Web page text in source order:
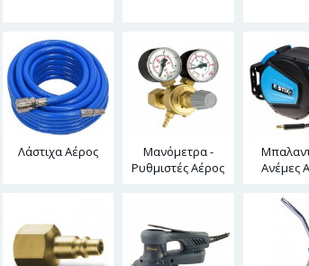
Λάστιχα Αέρος
Μανόμετρα -
Ρυθμιστές Αέρος
Ανέμες